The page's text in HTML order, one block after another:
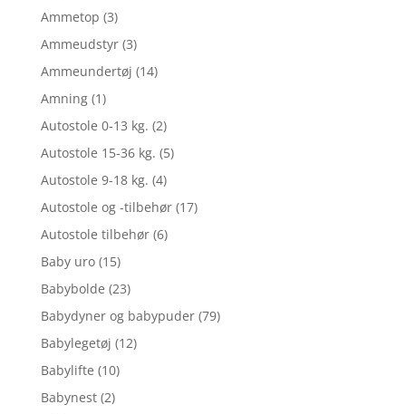
Ammetop (3)
Ammeudstyr (3)
Ammeundertøj (14)
Amning (1)
Autostole 0-13 kg. (2)
Autostole 15-36 kg. (5)
Autostole 9-18 kg. (4)
Autostole og -tilbehør (17)
Autostole tilbehør (6)
Baby uro (15)
Babybolde (23)
Babydyner og babypuder (79)
Babylegetøj (12)
Babylifte (10)
Babynest (2)